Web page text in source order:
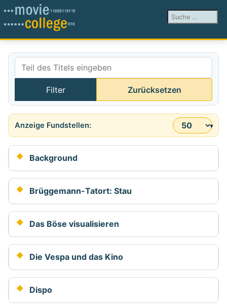
Suchen ...
Teil des Titels eingeben
Filter Zurücksetzen
Anzeige #
Background
Brüggemann-Tatort: Stau
Das Böse visualisieren
Die Vespa und das Kino
Dispo